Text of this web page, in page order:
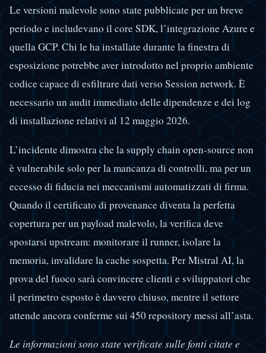
Le versioni malevole sono state pubblicate per un breve
periodo e includevano il core SDK, l’integrazione Azure e
quella GCP. Chi le ha installate durante la finestra di
esposizione potrebbe aver introdotto nel proprio ambiente
codice capace di esfiltrare dati verso Session network. È
necessario un audit immediato delle dipendenze e dei log
di installazione relativi al 12 maggio 2026.
L’incidente dimostra che la supply chain open-source non
è vulnerabile solo per la mancanza di controlli, ma per un
eccesso di fiducia nei meccanismi automatizzati di firma.
Quando il certificato di provenance diventa la perfetta
copertura per un payload malevolo, la verifica deve
spostarsi upstream: monitorare il runner, isolare la
memoria, invalidare la cache sospetta. Per Mistral AI, la
prova del fuoco sarà convincere clienti e sviluppatori che
il perimetro esposto è davvero chiuso, mentre il settore
attende ancora conferme sui 450 repository messi all’asta.
Le informazioni sono state verificate sulle fonti citate e